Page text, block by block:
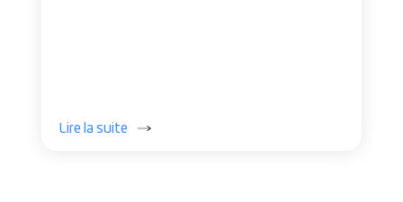
Lire la suite